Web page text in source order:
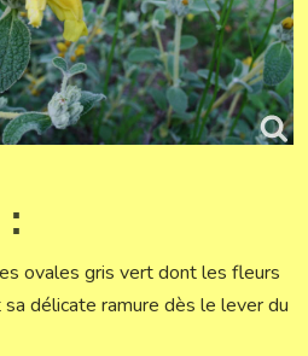
ovales gris vert dont les fleurs
délicate ramure dès le lever du